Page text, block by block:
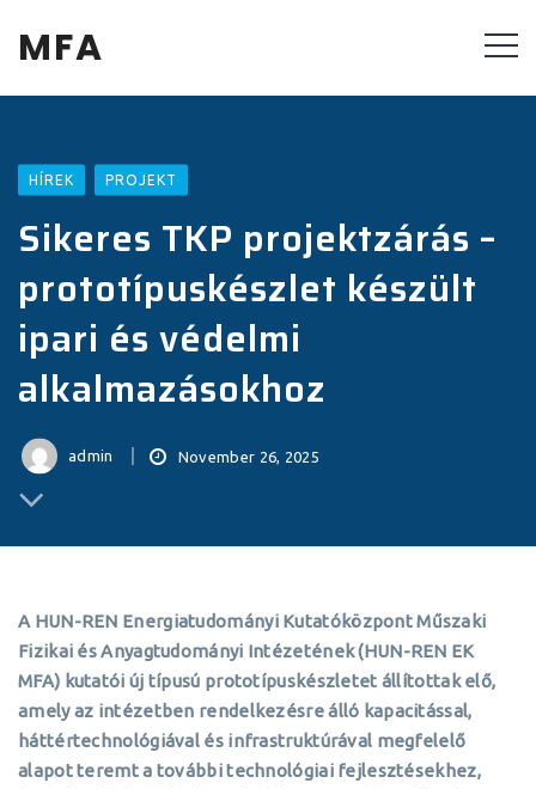
MFA
HÍREK PROJEKT
Sikeres TKP projektzárás –
prototípuskészlet készült
ipari és védelmi
alkalmazásokhoz
admin November 26, 2025
A HUN-REN Energiatudományi Kutatóközpont Műszaki
Fizikai és Anyagtudományi Intézetének (HUN-REN EK
MFA) kutatói új típusú prototípuskészletet állítottak elő,
amely az intézetben rendelkezésre álló kapacitással,
háttértechnológiával és infrastruktúrával megfelelő
alapot teremt a további technológiai fejlesztésekhez,